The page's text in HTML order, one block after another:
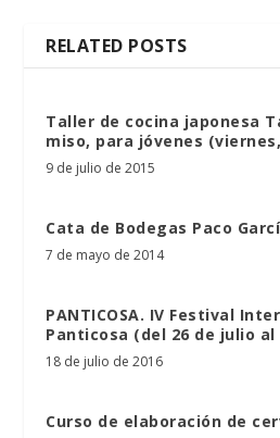
RELATED POSTS
Taller de cocina japonesa
miso, para jóvenes
9 de julio de 2015
Cata de Bodegas Paco
7 de mayo de 2014
PANTICOSA. IV Festival
Panticosa (del 26 de julio
18 de julio de 2016
Curso de elaboración de